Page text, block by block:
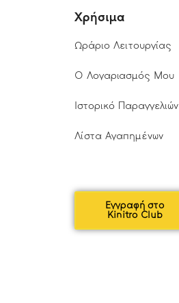
Χρήσιμα
Ωράριο Λειτουργίας
Ο Λογαριασμός Μου
Ιστορικό Παραγγελιών
Λίστα Αγαπημένων
Εγγραφή στο
Kinitro Club